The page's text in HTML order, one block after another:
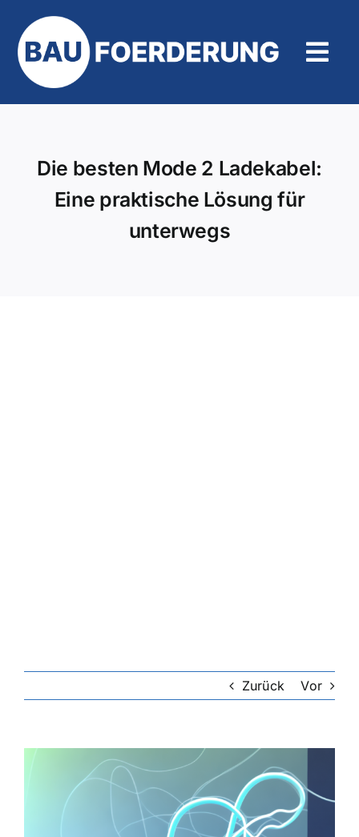
Inhalt
springen
Die besten Mode 2 Ladekabel:
Eine praktische Lösung für
unterwegs
Zurück Vor
Zeige
grösseres